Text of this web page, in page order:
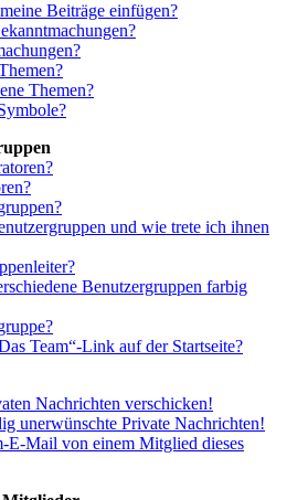
Beiträge einfügen?
Themen?
und wie trete ich ihnen
Benutzergruppen farbig
Team“-Link auf der Startseite?
Nachrichten verschicken!
unerwünschte Private Nachrichten!
E-Mail von einem Mitglied dieses